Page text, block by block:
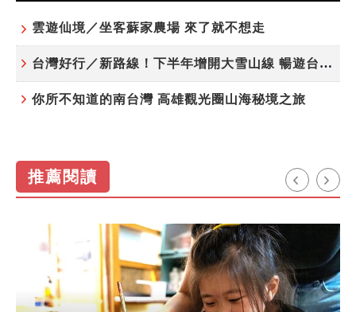
雲遊仙境／坐客蘇家農場 來了就不想走
台灣好行／新路線！下半年增開大雪山線 暢遊台中更便利
你所不知道的南台灣 高雄觀光圈山海秘境之旅
推薦閱讀